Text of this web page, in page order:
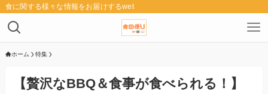
食に関する様々な情報をお届けするwebメディア「食の便り」
ホーム 特集
【贅沢なBBQ＆食事が食べられる！】